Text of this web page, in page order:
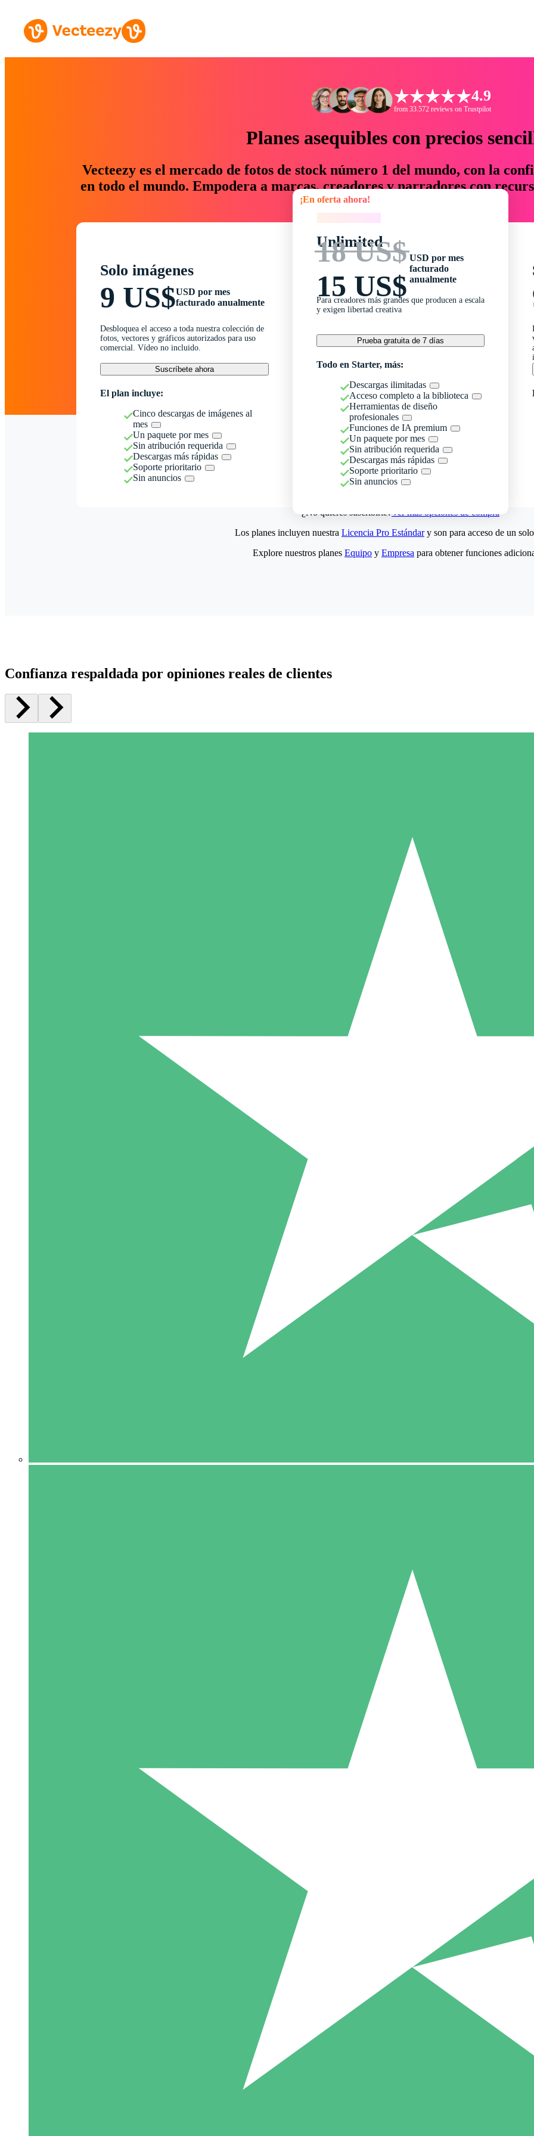
4.9
from 33.572 reviews on Trustpilot
Planes asequibles con precios
Vecteezy es el mercado de fotos de stock número 1 del mundo, con la
en todo el mundo. Empodera a marcas, creadores y narradores con
un 76 % en tiempo y presupuesto.
Solo imágenes
9 US$USD por mes
facturado anualmente
Desbloquea el acceso a toda nuestra colección de
fotos, vectores y gráficos autorizados para uso
comercial. Vídeo no incluido.
Suscríbete ahora
El plan incluye:
Cinco descargas de imágenes al
mes
Un paquete por mes
Sin atribución requerida
Descargas más rápidas
Soporte prioritario
Sin anuncios
¡En oferta ahora!
Unlimited
18 US$
15 US$
USD por mes
facturado
anualmente
Para creadores más grandes que producen a escala
y exigen libertad creativa
Prueba gratuita de 7 días
Todo en Starter, más:
Descargas ilimitadas
Acceso completo a la biblioteca
Herramientas de diseño
profesionales
Funciones de IA premium
Un paquete por mes
Sin atribución requerida
Descargas más rápidas
Soporte prioritario
Sin anuncios
¿No quieres suscribirte?Ver más opciones de compra
5 Descargas
15
Los planes incluyen nuestra Licencia Pro Estándary son para acceso de un
Explore nuestros planes Equipo y Empresa para obtener funciones
Confianza respaldada por opiniones reales de clientes